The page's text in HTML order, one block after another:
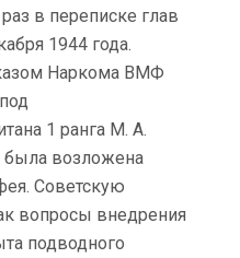
в переписке глав
1944 года.
Наркома ВМФ
1 ранга М. А.
была возложена
Советскую
вопросы внедрения
подводного